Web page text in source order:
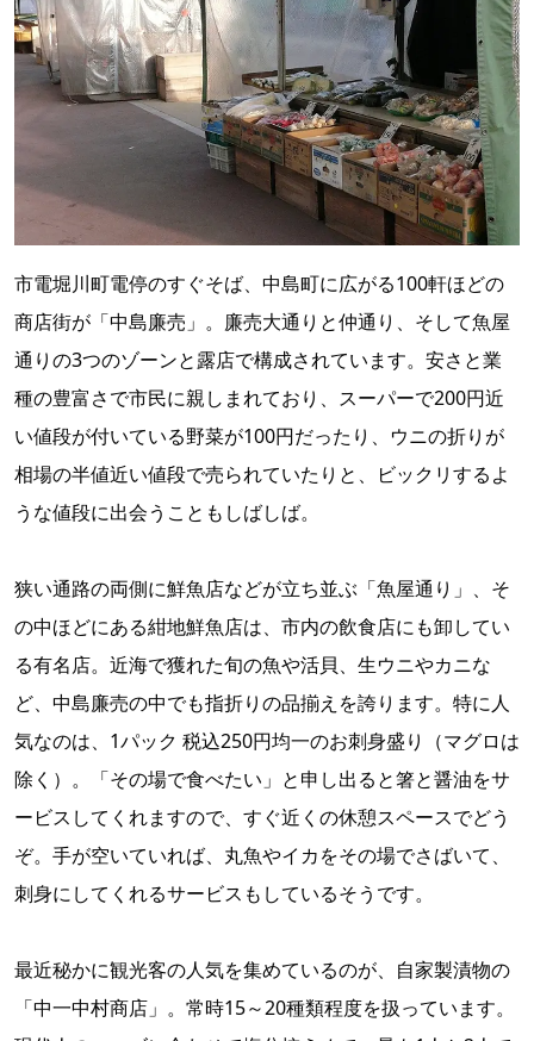
市電堀川町電停のすぐそば、中島町に広がる100軒ほどの
商店街が「中島廉売」。廉売大通りと仲通り、そして魚屋
通りの3つのゾーンと露店で構成されています。安さと業
種の豊富さで市民に親しまれており、スーパーで200円近
い値段が付いている野菜が100円だったり、ウニの折りが
相場の半値近い値段で売られていたりと、ビックリするよ
うな値段に出会うこともしばしば。
狭い通路の両側に鮮魚店などが立ち並ぶ「魚屋通り」、そ
の中ほどにある紺地鮮魚店は、市内の飲食店にも卸してい
る有名店。近海で獲れた旬の魚や活貝、生ウニやカニな
ど、中島廉売の中でも指折りの品揃えを誇ります。特に人
気なのは、1パック 税込250円均一のお刺身盛り（マグロは
除く）。「その場で食べたい」と申し出ると箸と醤油をサ
ービスしてくれますので、すぐ近くの休憩スペースでどう
ぞ。手が空いていれば、丸魚やイカをその場でさばいて、
刺身にしてくれるサービスもしているそうです。
最近秘かに観光客の人気を集めているのが、自家製漬物の
「中一中村商店」。常時15～20種類程度を扱っています。